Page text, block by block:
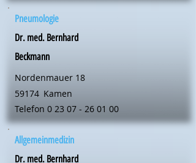
Pneumologie
Dr. med. Bernhard
Beckmann
Nordenmauer 18
59174 Kamen
Telefon 0 23 07 - 26 01 00
Allgemeinmedizin
Dr. med. Bernhard